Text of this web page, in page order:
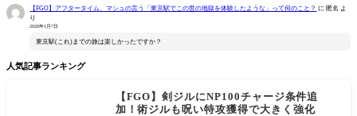
【FGO】アフタータイム、マシュの言う「東京駅でこの世の地獄を体験したような」って何のこと？ に 匿名 よ
り
2026年1月7日
東京駅(これ)までの旅は楽しかったですか？
人気記事ランキング
【FGO】剣ジルにNP100チャージ条件追
加！術ジルも呪い特攻獲得で大きく強化